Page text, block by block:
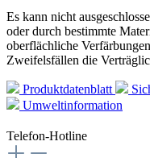
Es kann nicht
oder durch bestimmte
oberflächliche
Zweifelsfällen die
Produktdatenblatt
Umweltinformation
Telefon-Hotline